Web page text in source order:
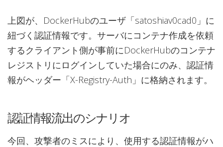
上図が、DockerHubのユーザ「satoshiav0cad0」に
紐づく認証情報です。サーバにコンテナ作成を依頼
するクライアント側が事前にDockerHubのコンテナ
レジストリにログインしていた場合にのみ、認証情
報がヘッダー「X-Registry-Auth」に格納されます。
認証情報流出のシナリオ
今回、攻撃者のミスにより、使用する認証情報がハ